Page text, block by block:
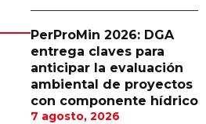
PerProMin 2026: DGA
entrega claves para
anticipar la evaluación
ambiental de proyectos
con componente hídrico
7 agosto, 2026